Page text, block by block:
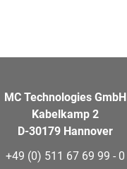
MC Technologies GmbH
Kabelkamp 2
D-30179 Hannover
+49 (0) 511 67 69 99 - 0